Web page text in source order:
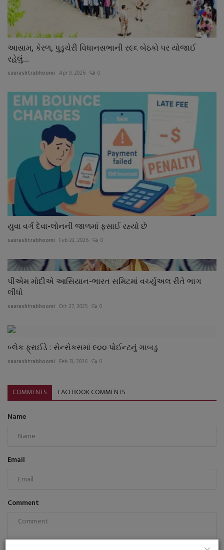
આસામ, કેરળ, પુડુચેરી વિધાનસભાની ર૯૬ બેઠકો પર યોજાઈ
રહેલું...
saurashtrabhoomi Apr 9, 2026 0
યુવા વર્ગ દેવા-લોનની જાળમાં ફસાઈ રહ્યો છે
saurashtrabhoomi Feb 23, 2026 0
પીએમ મોદીએ આસિયાન-ભારત સમિટમાં વર્ચ્યુઅલ રીતે ભાગ
લીધો
saurashtrabhoomi Oct 27, 2025 0
બ્લેક ફ્રાઈડે : સેન્સેકસમાં ૯૦૦ પોઈન્ટનું ગાબડુ
saurashtrabhoomi Feb 13, 2026 0
COMMENTS FACEBOOK COMMENTS
Name
Email
Comment